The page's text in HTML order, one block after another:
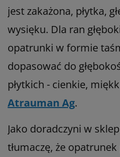
jest zakażona, płytka,
wysięku. Dla ran
opatrunki w formie
dopasować do
płytkich - cienkie,
Atrauman Ag.
Jako doradczyni w
tłumaczę, że